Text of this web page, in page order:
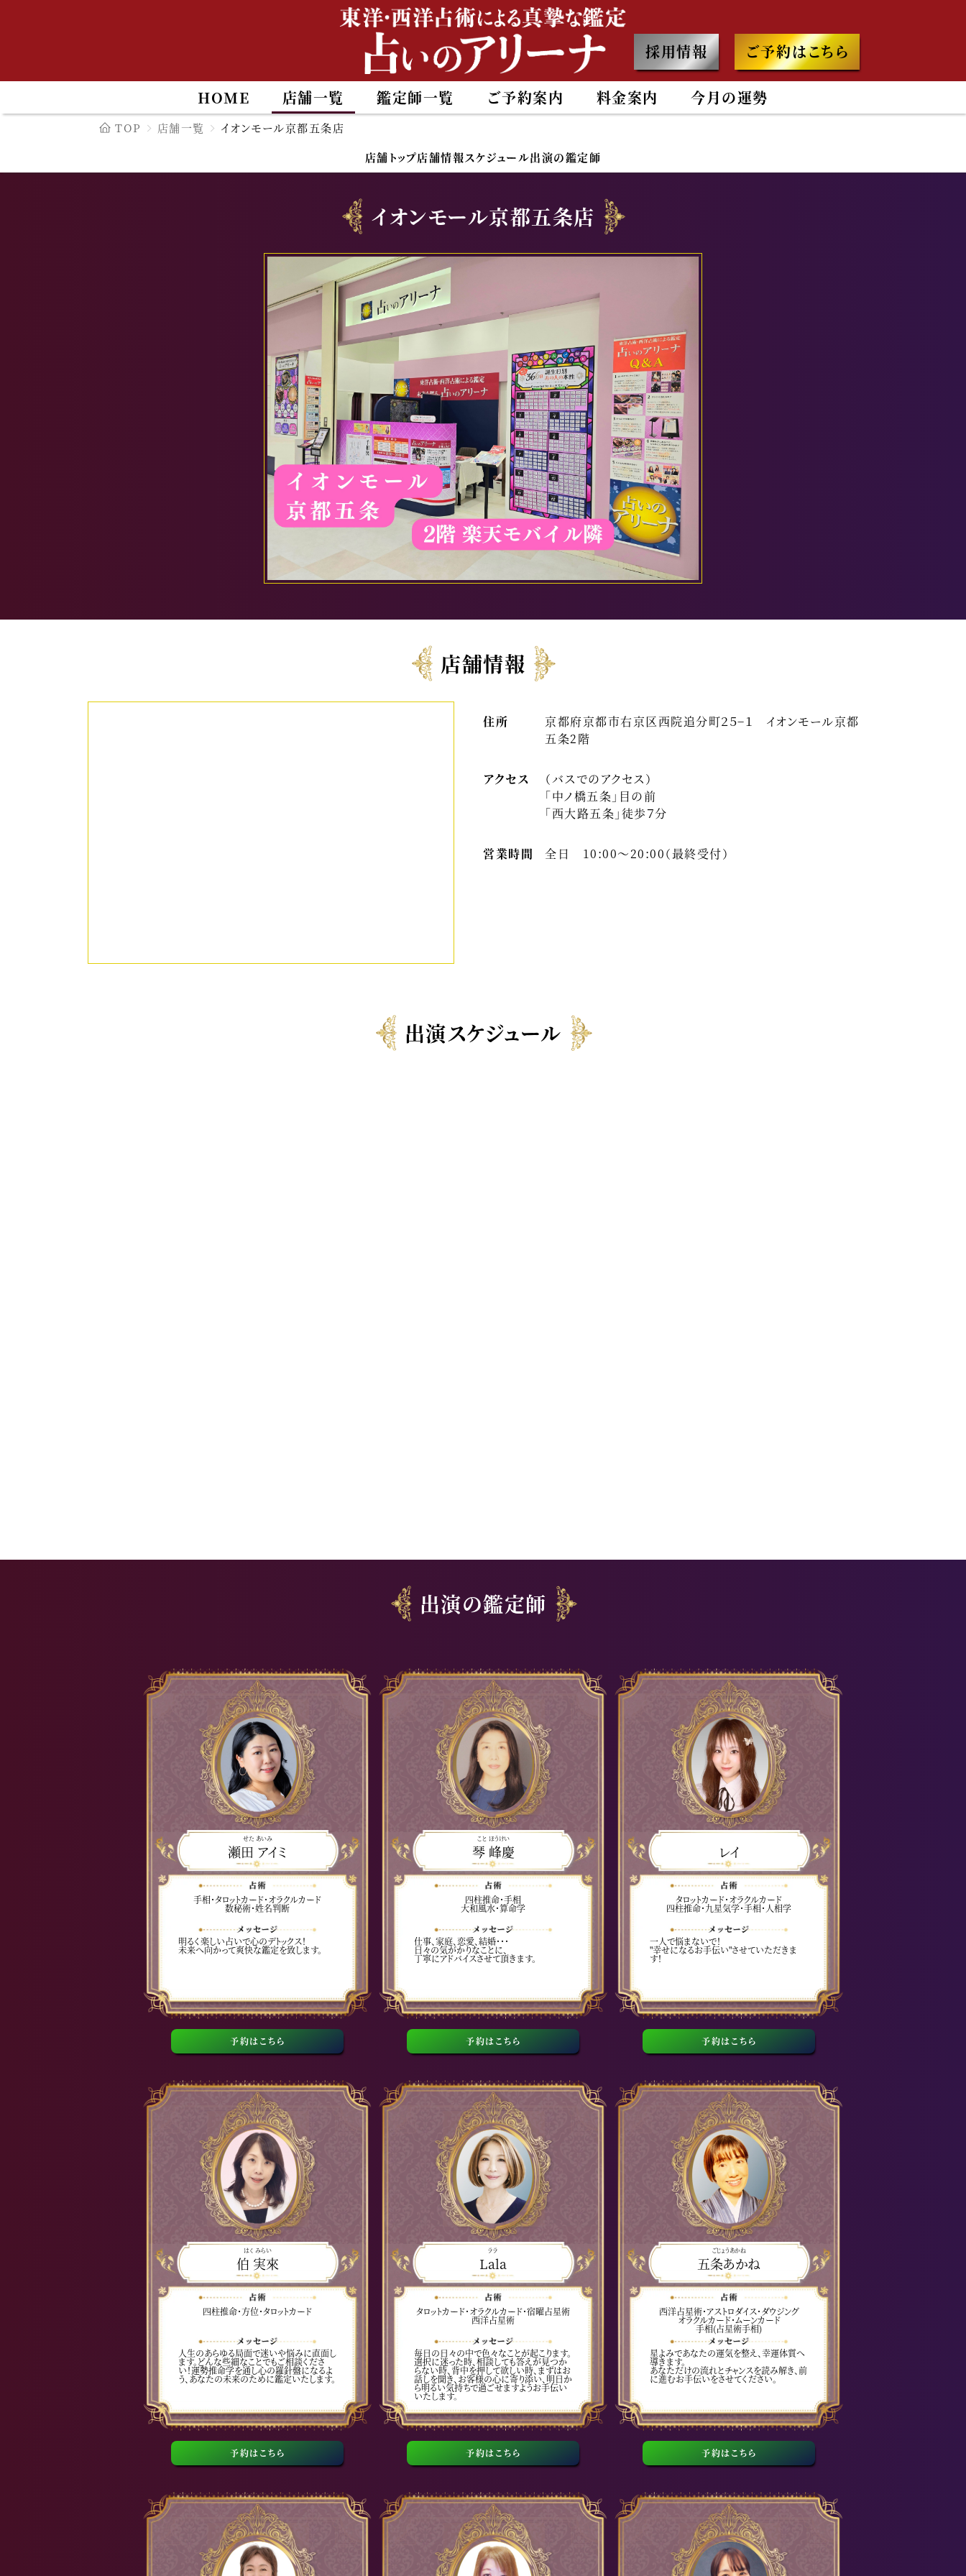
採用情報 ご予約はこちら
HOME 店舗一覧 鑑定師一覧 ご予約案内 料金案内 今月の運勢
TOP 店舗一覧
イオンモール京都五条店
店舗トップ店舗情報スケジュール出演の鑑定師
イオンモール京都五条店
店舗情報
住所
京都府京都市右京区西院追分町２５−１ イオンモール京都
五条2階
アクセス
（バスでのアクセス）
「中ノ橋五条」目の前
「西大路五条」徒歩７分
営業時間 全日 10:00～20:00（最終受付）
出演スケジュール
出演の鑑定師
せた あいみ
瀬田 アイミ
手相・タロットカード・オラクルカード
数秘術・姓名判断
明るく楽しい占いで心のデトックス！
未来へ向かって爽快な鑑定を致します。
予約はこちら
こと ほうけい
琴 峰慶
四柱推命・手相
大和風水・算命学
仕事、家庭、恋愛、結婚・・・
日々の気がかりなことに、
丁寧にアドバイスさせて頂きます。
予約はこちら
レイ
タロットカード・オラクルカード
四柱推命・九星気学・手相・人相学
一人で悩まないで！
"幸せになるお手伝い"させていただきま
す！
予約はこちら
はく みらい
伯 実來
四柱推命・方位・タロットカード
人生のあらゆる局面で迷いや悩みに直面し
ます。どんな些細なことでもご相談くださ
い！運勢推命学を通し心の羅針盤になるよ
う、あなたの未来のために鑑定いたします。
予約はこちら
ララ
Lala
タロットカード・オラクルカード・宿曜占星術
西洋占星術
毎日の日々の中で色々なことが起こります。
選択に迷った時、相談しても答えが見つか
らない時、背中を押して欲しい時、まずはお
話しを聞き、お客様の心に寄り添い、明日か
ら明るい気持ちで過ごせますようお手伝い
いたします。
予約はこちら
ごじょうあかね
五条あかね
西洋占星術・アストロダイス・ダウジング
オラクルカード・ムーンカード
手相(占星術手相)
星よみであなたの運気を整え、幸運体質へ
導きます。
あなただけの流れとチャンスを読み解き、前
に進むお手伝いをさせてください。
予約はこちら